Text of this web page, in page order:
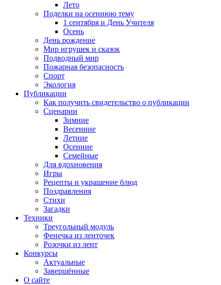
Лето
Поделки на осеннюю тему
1 сентября и День Учителя
Осень
День рождение
Мир игрушек и сказок
Подводный мир
Пожарная безопасность
Спорт
Экология
Публикации
Как получить свидетельство о публикации
Сценарии
Зимние
Весенние
Летние
Осенние
Семейные
Для вдохновения
Игры
Рецепты и украшение блюд
Поздравления
Стихи
Загадки
Техники
Треугольный модуль
Фенечка из ленточек
Розочки из лент
Конкурсы
Актуальные
Завершённые
О сайте